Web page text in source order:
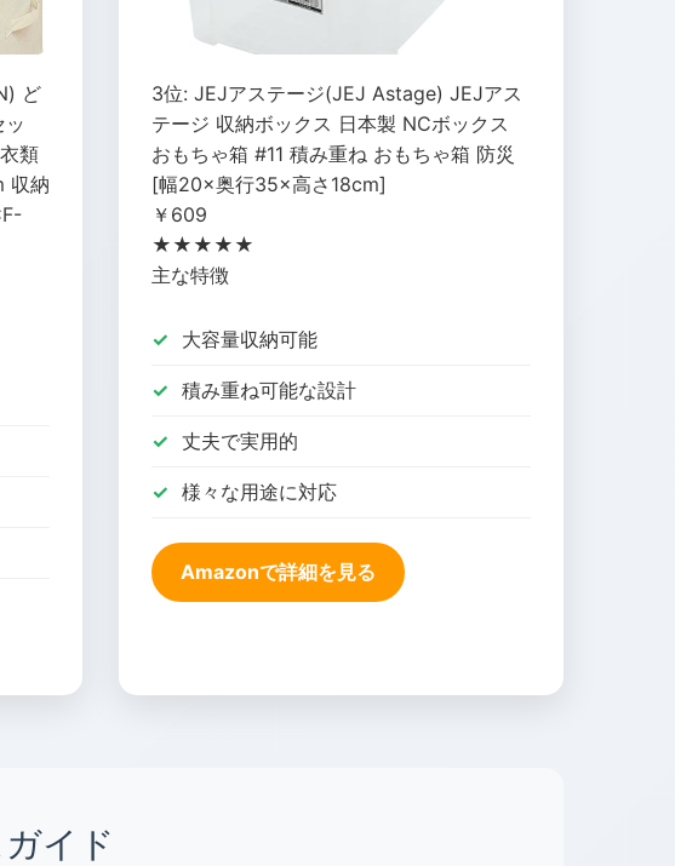
ど
類
収納
3位: JEJアステージ(JEJ Astage) JEJアス
テージ 収納ボックス 日本製 NCボックス
おもちゃ箱 #11 積み重ね おもちゃ箱 防災
[幅20×奥行35×高さ18cm]
￥609
★★★★★
主な特徴
大容量収納可能
積み重ね可能な設計
丈夫で実用的
様々な用途に対応
Amazonで詳細を見る
イド